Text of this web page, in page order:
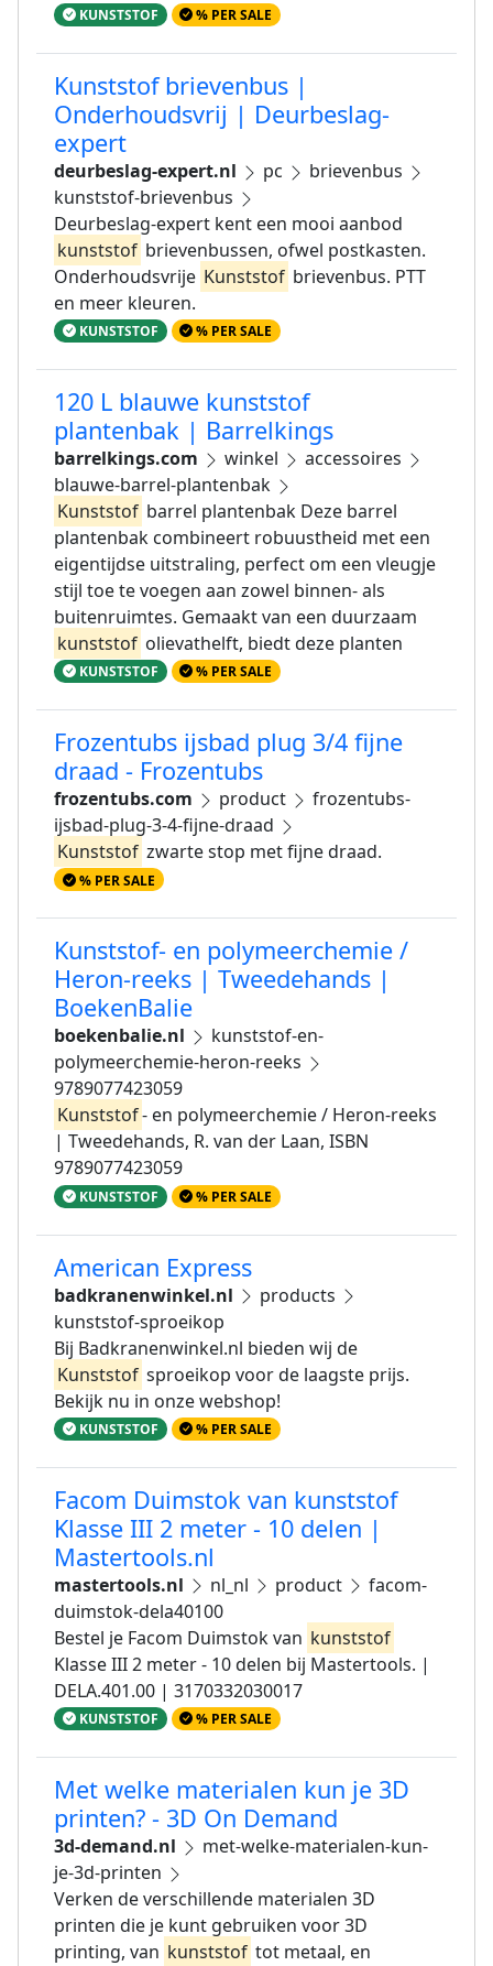
KUNSTSTOF % PER SALE
Kunststof brievenbus |
Onderhoudsvrij | Deurbeslag-
expert
deurbeslag-expert.nl pc
brievenbus
kunststof-brievenbus
Deurbeslag-expert kent een mooi aanbod
kunststof brievenbussen, ofwel postkasten.
Onderhoudsvrije Kunststof brievenbus. PTT
en meer kleuren.
KUNSTSTOF % PER SALE
120 L blauwe kunststof
plantenbak | Barrelkings
barrelkings.com winkel
accessoires
blauwe-barrel-plantenbak
Kunststof barrel plantenbak Deze barrel
plantenbak combineert robuustheid met een
eigentijdse uitstraling, perfect om een vleugje
stijl toe te voegen aan zowel binnen- als
buitenruimtes. Gemaakt van een duurzaam
kunststof olievathelft, biedt deze planten
KUNSTSTOF % PER SALE
Frozentubs ijsbad plug 3/4 fijne
draad - Frozentubs
frozentubs.com product
frozentubs-
ijsbad-plug-3-4-fijne-draad
Kunststof zwarte stop met fijne draad.
% PER SALE
Kunststof- en polymeerchemie /
Heron-reeks | Tweedehands |
BoekenBalie
boekenbalie.nl
kunststof-en-
polymeerchemie-heron-reeks
9789077423059
Kunststof- en polymeerchemie / Heron-reeks
| Tweedehands, R. van der Laan, ISBN
9789077423059
KUNSTSTOF % PER SALE
American Express
badkranenwinkel.nl
products
kunststof-sproeikop
Bij Badkranenwinkel.nl bieden wij de
Kunststof sproeikop voor de laagste prijs.
Bekijk nu in onze webshop!
KUNSTSTOF % PER SALE
Facom Duimstok van kunststof
Klasse III 2 meter - 10 delen |
Mastertools.nl
mastertools.nl nl_nl product
facom-
duimstok-dela40100
Bestel je Facom Duimstok van kunststof
Klasse III 2 meter - 10 delen bij Mastertools. |
DELA.401.00 | 3170332030017
KUNSTSTOF % PER SALE
Met welke materialen kun je 3D
printen? - 3D On Demand
3d-demand.nl
met-welke-materialen-kun-
je-3d-printen
Verken de verschillende materialen 3D
printen die je kunt gebruiken voor 3D
printing, van kunststof tot metaal, en